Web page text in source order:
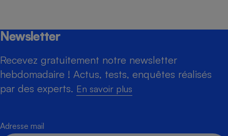
Newsletter
Recevez gratuitement notre newsletter
hebdomadaire ! Actus, tests, enquêtes réalisés
par des experts. En savoir plus
Adresse mail